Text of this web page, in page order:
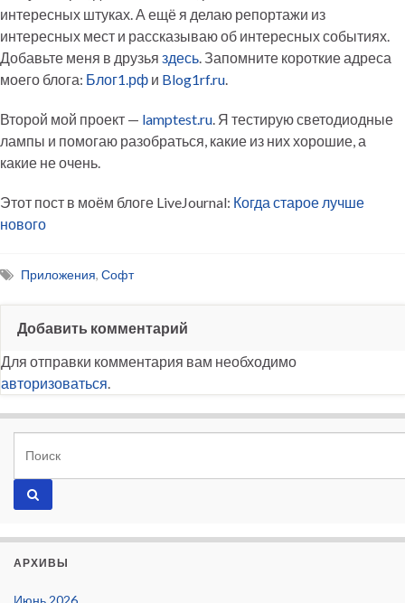
интересных штуках. А ещё я делаю репортажи из
интересных мест и рассказываю об интересных событиях.
Добавьте меня в друзья здесь. Запомните короткие адреса
моего блога: Блог1.рф и Blog1rf.ru.
Второй мой проект — lamptest.ru. Я тестирую светодиодные
лампы и помогаю разобраться, какие из них хорошие, а
какие не очень.
Этот пост в моём блоге LiveJournal: Когда старое лучше
нового
Приложения, Софт
Добавить комментарий
Для отправки комментария вам необходимо
авторизоваться.
АРХИВЫ
Июнь 2026